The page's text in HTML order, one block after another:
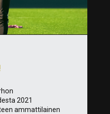
2021
ammattilainen